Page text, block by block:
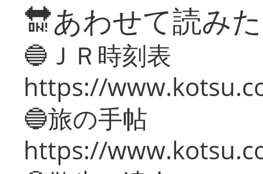
🔛あわせて読み
🔵ＪＲ時刻表
https://
🔵旅の手帖
https://